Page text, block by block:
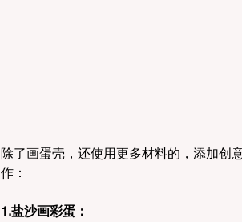
除了画蛋壳，还使用更多材料的，添加创
作：
1.盐沙画彩蛋：